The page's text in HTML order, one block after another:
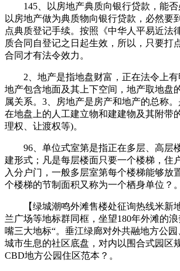
145、以房地产典质向银行贷款，能否
以房地产做为典质物向银行贷款，必然要
点典质登记手续。按照《中华人平易近法
质合同自登记之日起生效，所以，只要打
合同才有法令效力。
2、地产是指地盘财富，正在法令上有
地产包含地面及其上下空间，地产取地盘
属关系。3、房地产是房产和地产的总称
在地盘上的人工建立物和建建物及其附带
理权、让渡权等)。
96、单位式室第是指正在多层、高层
建形式；凡是每层楼面只要一个楼梯，住
入分户门，一般多层室第每个楼梯能够放
个楼梯的节制面积又称为一个栖身单位？。
【绿城潮鸣外滩售楼处征询热线米新
兰广场等地标群同框，坐望180年外滩的
嘴三大地标“。垂江绿廊对外共融地方公
城市生息的社区底盘，对内以围合式园区
CBD地方公园住区范本？。